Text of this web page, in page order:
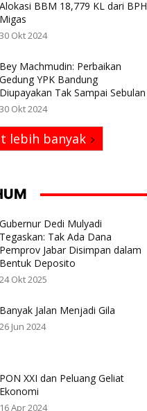
Alokasi BBM 18,779 KL dari BPH
Migas
30 Okt 2024
Bey Machmudin: Perbaikan
Gedung YPK Bandung
Diupayakan Tak Sampai Sebulan
30 Okt 2024
lebih banyak
Gubernur Dedi Mulyadi
Tegaskan: Tak Ada Dana
Pemprov Jabar Disimpan dalam
Bentuk Deposito
24 Okt 2025
Banyak Jalan Menjadi Gila
26 Jun 2024
PON XXI dan Peluang Geliat
Ekonomi
16 Apr 2024